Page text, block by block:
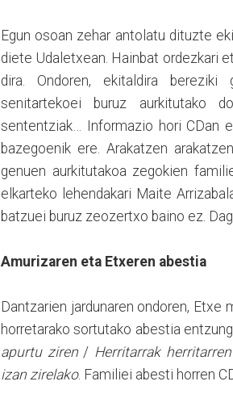
Egun osoan zehar antolatu dituzte
diete Udaletxean. Hainbat ordezkari
dira. Ondoren, ekitaldira bereziki
senitartekoei buruz aurkitutako
sententziak… Informazio hori CDan
bazegoenik ere. Arakatzen
genuen aurkitutakoa zegokien
elkarteko lehendakari Maite
batzuei buruz zeozertxo baino ez.
Amurizaren eta Etxeren abestia
Dantzarien jardunaren ondoren, Etxe
horretarako sortutako abestia
apurtu ziren/ Herritarrak
izan zirelako. Familiei abesti horren